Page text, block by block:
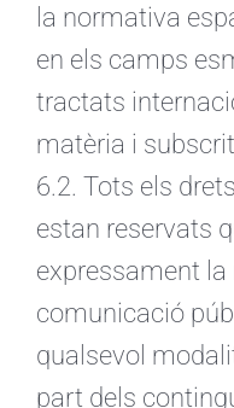
la normativa
en els camps
tractats
matèria i
6.2. Tots els
estan reservats
expressament
comunicació
qualsevol
part dels